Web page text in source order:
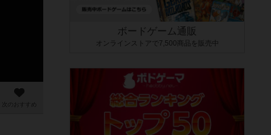
次のおすすめ
ボードゲーム通販
オンラインストアで7,500商品を販売中